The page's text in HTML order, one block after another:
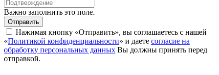
Важно заполнить это поле.
Отправить
Нажимая кнопку «Отправить», вы соглашаетесь с нашей
«Политикой конфиденциальности» и даете согласие на
обработку персональных данных Вы должны принять перед
отправкой.